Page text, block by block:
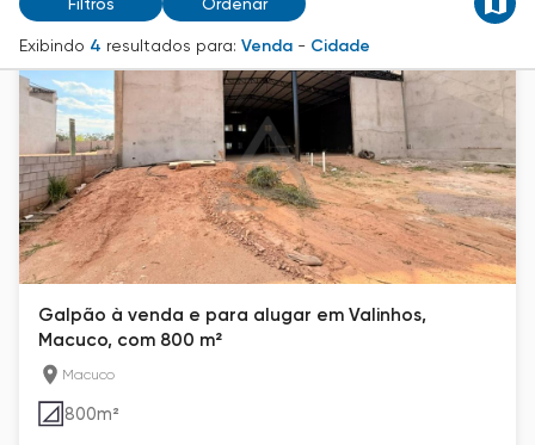
Exibindo 4 resultados para: Venda - Cidade
Galpão à venda e para alugar em Valinhos,
Macuco, com 800 m²
Macuco
800m²